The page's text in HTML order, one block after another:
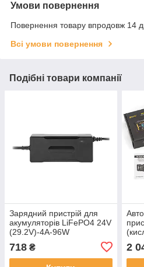
Умови повернення
Повернення товару впродовж 14
Всі умови повернення
Подібні товари компанії
Зарядний пристрій для
акумуляторів LiFePO4 24V
(29.2V)-4A-96W
718 ₴ 2